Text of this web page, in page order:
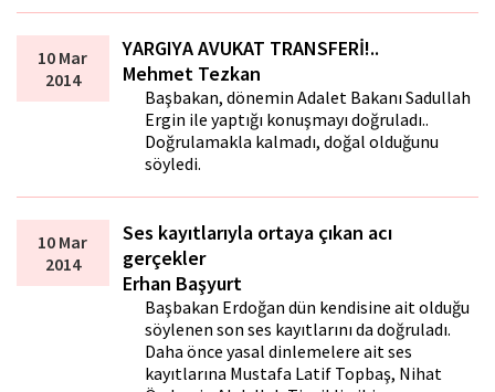
10 Mar
2014
YARGIYA AVUKAT TRANSFERİ!..
Mehmet Tezkan
Başbakan, dönemin Adalet Bakanı Sadullah
Ergin ile yaptığı konuşmayı doğruladı..
Doğrulamakla kalmadı, doğal olduğunu
söyledi.
10 Mar
2014
Ses kayıtlarıyla ortaya çıkan acı
gerçekler
Erhan Başyurt
Başbakan Erdoğan dün kendisine ait olduğu
söylenen son ses kayıtlarını da doğruladı.
Daha önce yasal dinlemelere ait ses
kayıtlarına Mustafa Latif Topbaş, Nihat